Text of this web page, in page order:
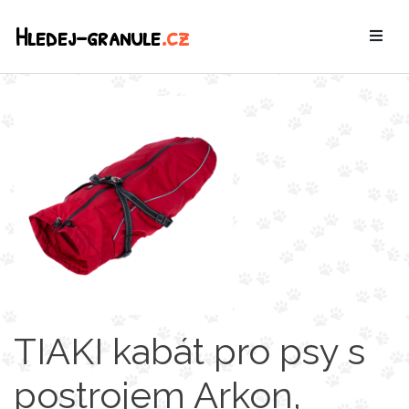
Hledej-granule.cz
TIAKI kabát pro psy s
postrojem Arkon,